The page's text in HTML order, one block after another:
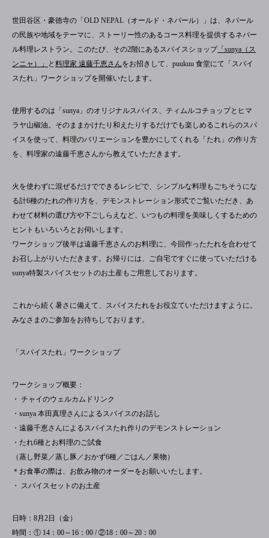
世田谷区・豪徳寺の「OLD NEPAL（オールド・ネパール）」は、ネパール
の民族や地域をテーマに、ストーリー性のあるコース料理を提供するネパー
ル料理レストラン。このたび、その2階にあるスパイスショップ「sunya（ス
ンニャ）」
と 料理家 遠藤千恵さんをお招きして、puukuu 食堂にて「スパイ
スたれ」ワークショップを開催いたします。
使用するのは「sunya」のオリジナルスパイス、ティムルコチョップとヒマ
ラヤ山椒油。そのままかけたり和えたりするだけでも楽しめるこれらのスパ
イスを使って、料理のバリエーションを豊かにしてくれる「たれ」の作り方
を、料理家の遠藤千恵さんから教えていただきます。
火を使わずに混ぜるだけでできるレシピで、シンプルな料理もごちそうにな
る計6種のたれの作り方を、デモンストレーション形式でご覧いただき、あ
わせて材料の選び方や下ごしらえなど、いつもの料理を美味しくするための
ヒントもいろいろとお伺いします。
ワークショップ後半は遠藤千恵さんのお料理に、今回作ったたれを合わせて
お召し上がりいただきます。お帰りには、ご自宅ですぐに使っていただける
sunya特製スパイスセットのお土産もご用意しております。
これから続く暑さに備えて、スパイスたれをお役立ていただけますように。
みなさまのご参加をお待ちしております。
「スパイスたれ」ワークショップ
ワークショップ概要：
・ チャイのウェルカムドリンク
・sunya 本田真理さんによるスパイスのお話し
・遠藤千恵さんによるスパイスたれ作りのデモンストレーション
・たれ6種とお料理のご試食
（蒸し野菜／蒸し豚／おかず6種／ごはん／果物）
＊お食事の際は、お飲み物のオーダーをお願いいたします。
・ スパイスセットのお土産
日時：8月2日（金）
時間：① 14：00～16：00 / ②18：00～20：00